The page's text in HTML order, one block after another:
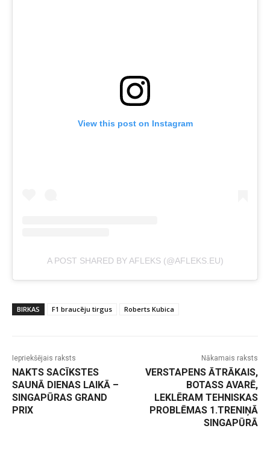
View this post on Instagram
A POST SHARED BY AFLEKS (@AFLEKS.EU)
BIRKAS F1 braucēju tirgus Roberts Kubica
Iepriekšējais raksts
NAKTS SACĪKSTES
SAUNĀ DIENAS LAIKĀ –
SINGAPŪRAS GRAND
PRIX
Nākamais raksts
VERSTAPENS ĀTRĀKAIS,
BOTASS AVARĒ,
LEKLĒRAM TEHNISKAS
PROBLĒMAS 1.TRENIŅĀ
SINGAPŪRĀ